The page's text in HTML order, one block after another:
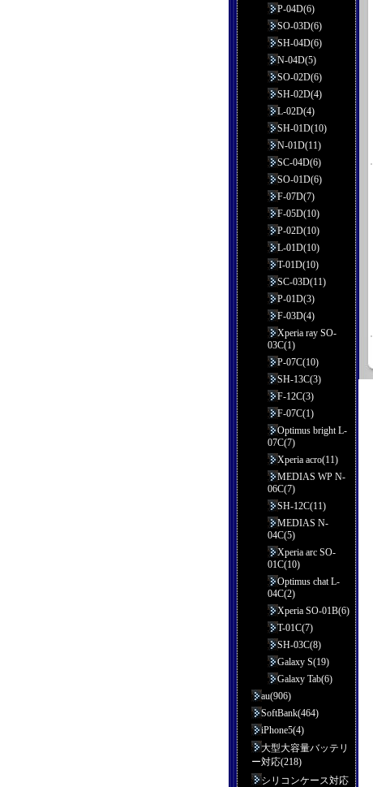
P-04D(6)
SO-03D(6)
SH-04D(6)
N-04D(5)
SO-02D(6)
SH-02D(4)
L-02D(4)
SH-01D(10)
N-01D(11)
SC-04D(6)
SO-01D(6)
F-07D(7)
F-05D(10)
P-02D(10)
L-01D(10)
T-01D(10)
SC-03D(11)
P-01D(3)
F-03D(4)
Xperia ray SO-
03C(1)
P-07C(10)
SH-13C(3)
F-12C(3)
F-07C(1)
Optimus bright L-
07C(7)
Xperia acro(11)
MEDIAS WP N-
06C(7)
SH-12C(11)
MEDIAS N-
04C(5)
Xperia arc SO-
01C(10)
Optimus chat L-
04C(2)
Xperia SO-01B(6)
T-01C(7)
SH-03C(8)
Galaxy S(19)
Galaxy Tab(6)
au(906)
SoftBank(464)
iPhone5(4)
大型大容量バッテリ
ー対応(218)
シリコンケース対応